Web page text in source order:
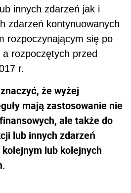
innych zdarzeń jak i
zdarzeń kontynuowanych
rozpoczynającym się po
rozpoczętych przed
r.
że wyżej
mają zastosowanie nie
ale także do
lub innych zdarzeń
lub kolejnych